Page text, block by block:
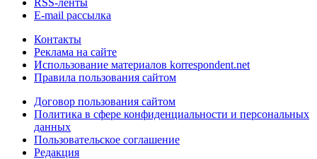
E-mail рассылка
Контакты
Реклама на сайте
Использование материалов korrespondent.net
Правила пользования сайтом
Договор пользования сайтом
Политика в сфере конфиденциальности и персональных
данных
Пользовательское соглашение
Редакция